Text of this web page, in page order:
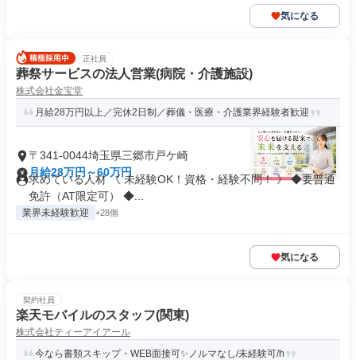
気になる
正社員
葬祭サービスの法人営業(病院・介護施設)
株式会社金宝堂
月給28万円以上／完休2日制／葬儀・医療・介護業界経験者歓迎
〒341-0044埼玉県三郷市戸ケ崎
月給28万円～60万円
求めている人材 《 未経験OK！資格・経験不問！ 》 ◆要普通
免許（AT限定可） ◆...
業界未経験歓迎 +28個
気になる
契約社員
楽天モバイルのスタッフ(関東)
株式会社ティーアイアール
今なら書類スキップ・WEB面接可✨️ノルマなし/未経験可/h